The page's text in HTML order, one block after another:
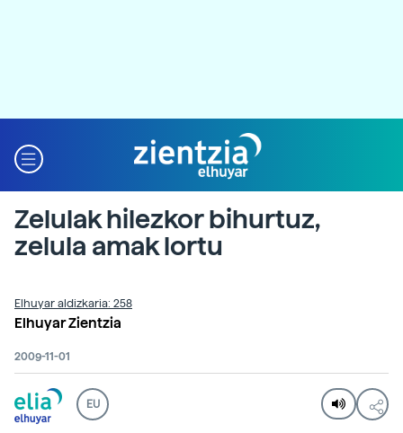
Zelulak hilezkor bihurtuz,
zelula amak lortu
Elhuyar aldizkaria: 258
Elhuyar Zientzia
2009-11-01
EU